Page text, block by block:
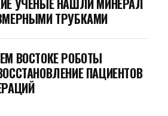
УЧЕНЫЕ НАШЛИ МИНЕРАЛ
ТРУБКАМИ
ВОСТОКЕ РОБОТЫ
ПАЦИЕНТОВ